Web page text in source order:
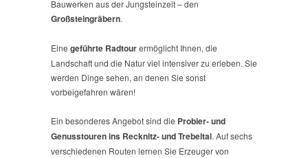
Bauwerken aus der Jungsteinzeit – den
Großsteingräbern.
Eine geführte Radtourermöglicht Ihnen, die
Landschaft und die Natur viel intensiver zu erleben. Sie
werden Dinge sehen, an denen Sie sonst
vorbeigefahren wären!
Ein besonderes Angebot sind die Probier- und
Genusstouren ins Recknitz- und Trebeltal. Auf sechs
verschiedenen Routen lernen Sie Erzeuger von